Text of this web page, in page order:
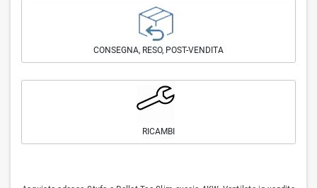
CONSEGNA, RESO, POST-VENDITA
RICAMBI